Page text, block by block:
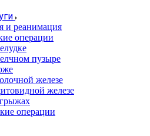
и реанимация
операции
пузыре
железе
железе
операции